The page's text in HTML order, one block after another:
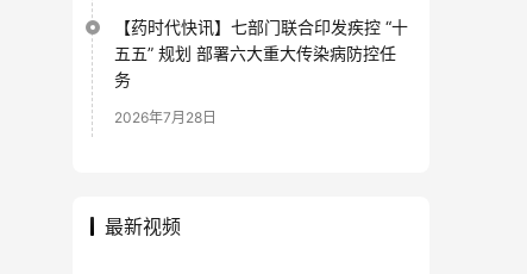
【药时代快讯】七部门联合印发疾控 “十
五五” 规划 部署六大重大传染病防控任
务
2026年7月28日
最新视频